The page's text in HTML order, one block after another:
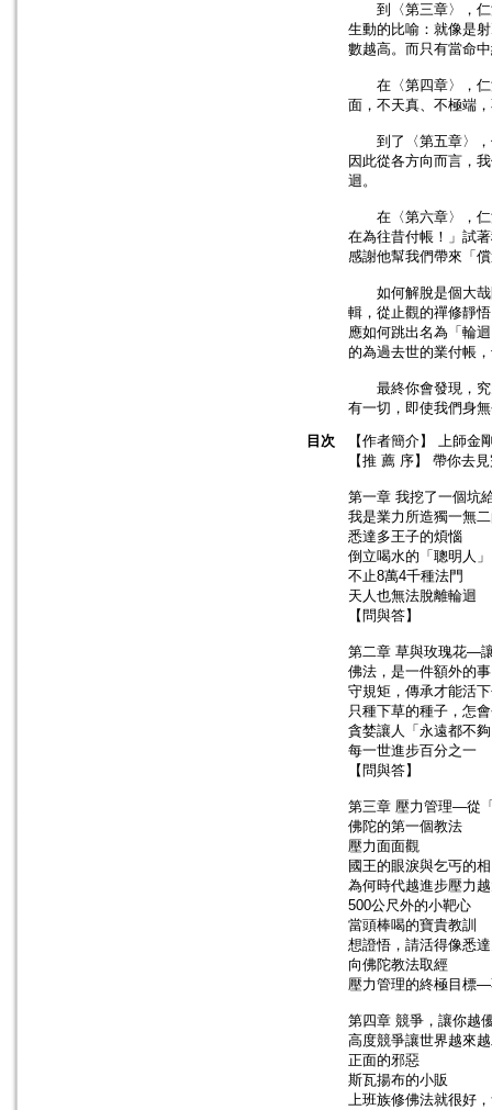
到〈第三章〉，仁
生動的比喻：就像是
數越高。而只有當命
在〈第四章〉，仁
面，不天真、不極端
到了〈第五章〉，
因此從各方向而言，
迴。
在〈第六章〉，仁
在為往昔付帳！」試
感謝他幫我們帶來「
如何解脫是個大哉
輯，從止觀的禪修靜
應如何跳出名為「輪
的為過去世的業付帳
最終你會發現，究
有一切，即使我們身
目次
【作者簡介】 上師金
【推 薦 序】 帶你去
第一章 我挖了一個坑
我是業力所造獨一無
悉達多王子的煩惱
倒立喝水的「聰明人」
不止8萬4千種法門
天人也無法脫離輪迴
【問與答】
第二章 草與玫瑰花—
佛法，是一件額外的
守規矩，傳承才能活
只種下草的種子，怎
貪婪讓人「永遠都不
每一世進步百分之一
【問與答】
第三章 壓力管理—從
佛陀的第一個教法
壓力面面觀
國王的眼淚與乞丐的
為何時代越進步壓力
500公尺外的小靶心
當頭棒喝的寶貴教訓
想證悟，請活得像悉
向佛陀教法取經
壓力管理的終極目標
第四章 競爭，讓你越
高度競爭讓世界越來
正面的邪惡
斯瓦揚布的小販
上班族修佛法就很好